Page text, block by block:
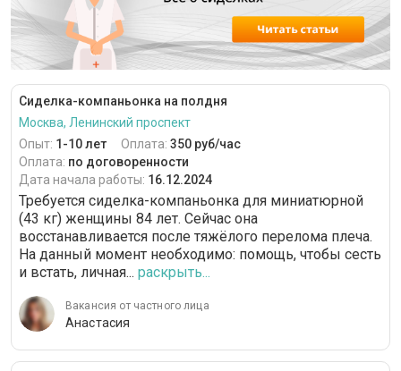
Сиделка-компаньонка на полдня
Москва, Ленинский проспект
Опыт: 1-10 лет Оплата: 350 руб/час
Оплата: по договоренности
Дата начала работы: 16.12.2024
Требуется сиделка-компаньонка для миниатюрной
(43 кг) женщины 84 лет. Сейчас она
восстанавливается после тяжёлого перелома плеча.
На данный момент необходимо: помощь, чтобы сесть
и встать, личная... раскрыть...
Вакансия от частного лица
Анастасия